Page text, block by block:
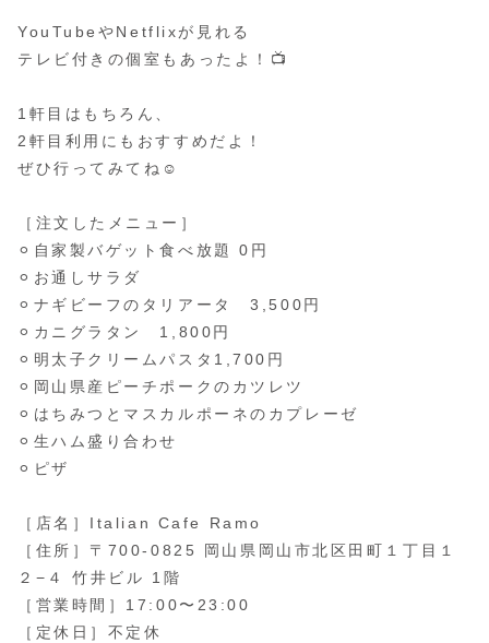
YouTubeやNetflixが見れる
テレビ付きの個室もあったよ！📺
1軒目はもちろん、
2軒目利用にもおすすめだよ！
ぜひ行ってみてね☺️
［注文したメニュー］
⚪︎自家製バゲット食べ放題 0円
⚪︎お通しサラダ
⚪︎ナギビーフのタリアータ 3,500円
⚪︎カニグラタン 1,800円
⚪︎明太子クリームパスタ1,700円
⚪︎岡山県産ピーチポークのカツレツ
⚪︎はちみつとマスカルポーネのカプレーゼ
⚪︎生ハム盛り合わせ
⚪︎ピザ
［店名］Italian Cafe Ramo
［住所］〒700-0825 岡山県岡山市北区田町１丁目１
２−４ 竹井ビル 1階
［営業時間］17:00〜23:00
［定休日］不定休